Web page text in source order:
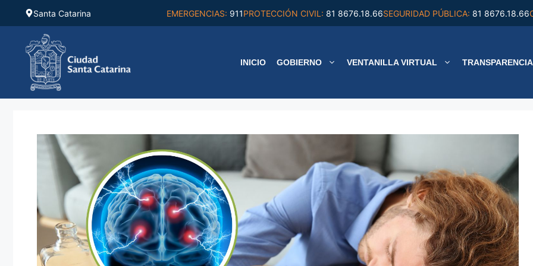
Saltar
contenido
Santa Catarina EMERGENCIAS: 911PROTECCIÓN CIVIL: 81 8676.18.66SEGURIDAD PÚBLICA: 81 8676.18.66
INICIO GOBIERNO VENTANILLA VIRTUAL TRANSPARENCIA